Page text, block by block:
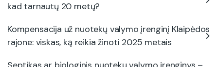
kad tarnautų 20 metų?
Kompensacija už nuotekų valymo įrenginį Klaipėdos
rajone: viskas, ką reikia žinoti 2025 metais